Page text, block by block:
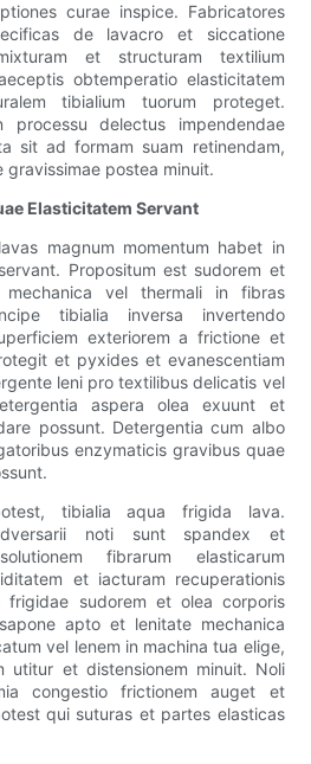
curae inspice. Fabricatores
de lavacro et siccatione
et structuram textilium
obtemperatio elasticitatem
tibialium tuorum proteget.
processu delectus impendendae
sit ad formam suam retinendam,
postea minuit.
Elasticitatem Servant
magnum momentum habet in
Propositum est sudorem et
vel thermali in fibras
tibialia inversa invertendo
exteriorem a frictione et
et pyxides et evanescentiam
leni pro textilibus delicatis vel
aspera olea exuunt et
possunt. Detergentia cum albo
enzymaticis gravibus quae
tibialia aqua frigida lava.
noti sunt spandex et
fibrarum elasticarum
et iacturam recuperationis
frigidae sudorem et olea corporis
apto et lenitate mechanica
vel lenem in machina tua elige,
utitur et distensionem minuit. Noli
congestio frictionem auget et
qui suturas et partes elasticas